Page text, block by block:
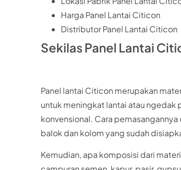
Harga Panel Lantai Citicon
Distributor Panel Lantai Citicon
Sekilas Panel Lantai
Panel lantai Citicon merupakan
untuk meningkat lantai atau
konvensional. Cara
balok dan kolom yang sudah
Kemudian, apa komposisi dari